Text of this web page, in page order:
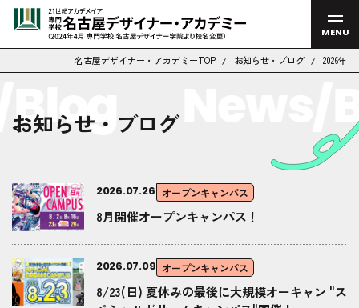
MENU
名古屋デザイナー・アカデミーTOP お知らせ・ブログ 2026年
News/
お知らせ・ブログ
2026.07.26 オープンキャンパス
8月開催オープンキャンパス！
2026.07.09 オープンキャンパス
8/23(日) 夏休みの最後に大規模オーキャン "ス